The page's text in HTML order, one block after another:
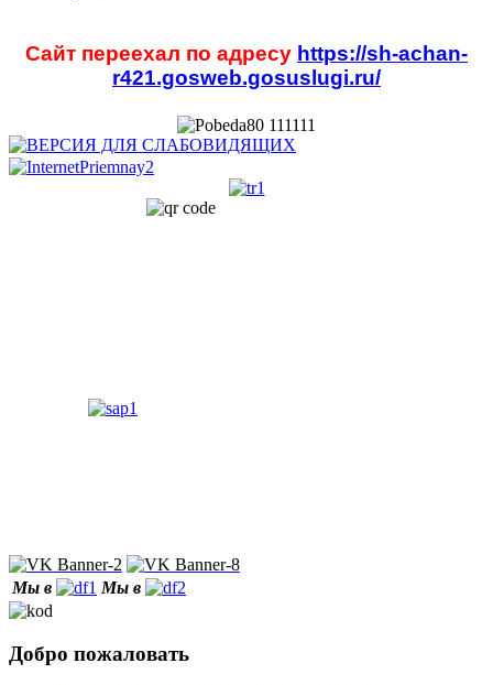
Сайт переехал по адресу https://sh-achan-
r421.gosweb.gosuslugi.ru/
Мы в Мы в
Добро пожаловать